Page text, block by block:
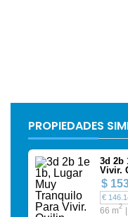
PROPIEDADES
3d 2b
Vivir.
$
€
66 m2